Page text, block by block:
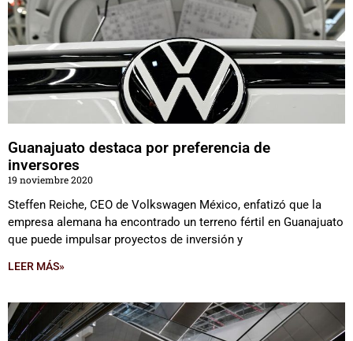
Guanajuato destaca por preferencia de
inversores
19 noviembre 2020
Steffen Reiche, CEO de Volkswagen México, enfatizó que la
empresa alemana ha encontrado un terreno fértil en Guanajuato
que puede impulsar proyectos de inversión y
LEER MÁS»